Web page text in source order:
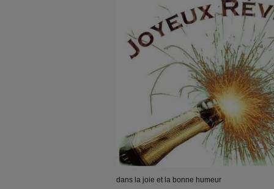
dans la joie et la bonne humeur